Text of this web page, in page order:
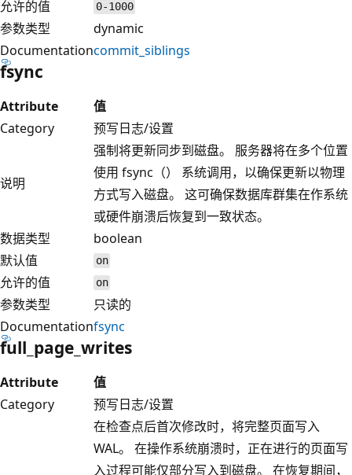
允许的值 0-1000
参数类型
dynamic
Documentationcommit_siblings
fsync
Attribute
值
Category
预写日志/设置
说明
强制将更新同步到磁盘。 服务器将在多个位置
使用 fsync（） 系统调用，以确保更新以物理
方式写入磁盘。 这可确保数据库群集在作系统
或硬件崩溃后恢复到一致状态。
数据类型
boolean
默认值
on
允许的值 on
参数类型
只读的
Documentationfsync
full_page_writes
Attribute
值
Category
预写日志/设置
在检查点后首次修改时，将完整页面写入
WAL。 在操作系统崩溃时，正在进行的页面写
入过程可能仅部分写入到磁盘。 在恢复期间，